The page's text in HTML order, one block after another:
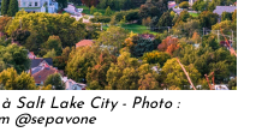
Salt Lake City - Photo :
@sepavone